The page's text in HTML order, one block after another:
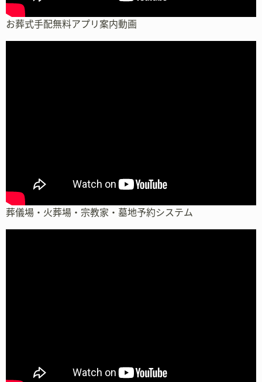
お葬式手配無料アプリ案内動画
葬儀場・火葬場・宗教家・墓地予約システム